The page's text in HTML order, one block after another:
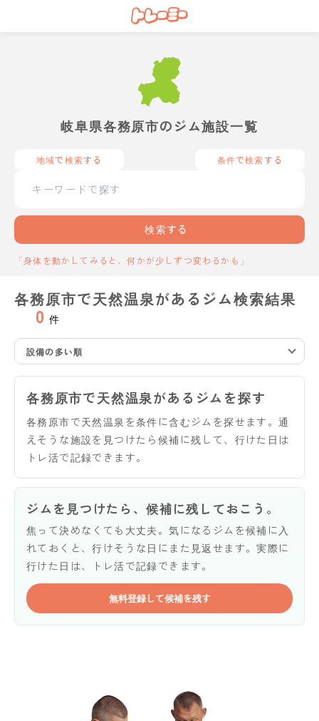
岐阜県各務原市のジム施設一覧
地域で検索する 条件で検索する
検索する
「身体を動かしてみると、何かが少しずつ変わるかも」
各務原市で天然温泉があるジム検索結果
0 件
設備の多い順
各務原市で天然温泉があるジムを探す
各務原市で天然温泉を条件に含むジムを探せます。通
えそうな施設を見つけたら候補に残して、行けた日は
トレ活で記録できます。
ジムを見つけたら、候補に残しておこう。
焦って決めなくても大丈夫。気になるジムを候補に入
れておくと、行けそうな日にまた見返せます。実際に
行けた日は、トレ活で記録できます。
無料登録して候補を残す